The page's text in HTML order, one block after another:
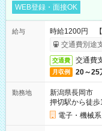
WEB登録・面接OK
給与
時給1200円 【
交通費別途
交通費 交通費
月収例 20～25
勤務地
新潟県長岡市
押切駅から徒歩
電子・機械